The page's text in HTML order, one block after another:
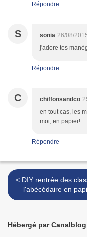
Répondre
S sonia 26/08/
j'adore tes
Répondre
C chiffonsandco
en tout cas, les
moi, en papier!
Répondre
< DIY rentrée des classes :
l'abécédaire en
Hébergé par Canalblog